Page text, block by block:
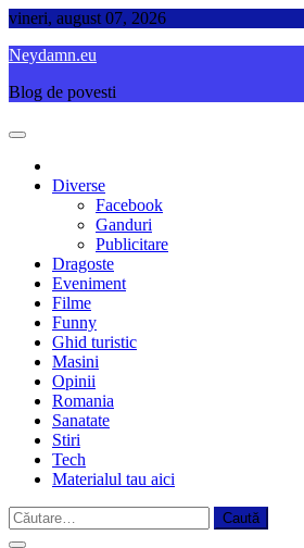
Skip
content
vineri, august 07, 2026
Neydamn.eu
Blog de povesti
Diverse
Facebook
Ganduri
Publicitare
Dragoste
Eveniment
Filme
Funny
Ghid turistic
Masini
Opinii
Romania
Sanatate
Stiri
Tech
Materialul tau aici
Caută
după: